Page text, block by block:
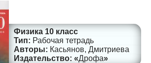
Физика 10 класс
Рабочая тетрадь
Касьянов, Дмитриева
Дрофа